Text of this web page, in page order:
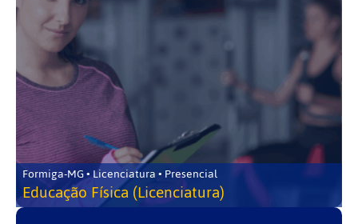
Formiga-MG • Licenciatura • Presencial
Educação Física (Licenciatura)